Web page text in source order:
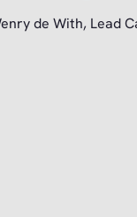
de With, Lead